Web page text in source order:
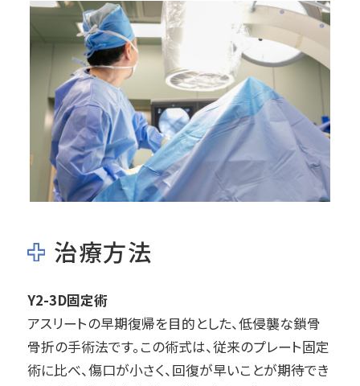
治療方法
Y2-3D固定術
アスリートの早期復帰を目的とした、低侵襲な鎖骨
骨折の手術法です。この術式は、従来のプレート固定
術に比べ、傷口が小さく、回復が早いことが期待でき